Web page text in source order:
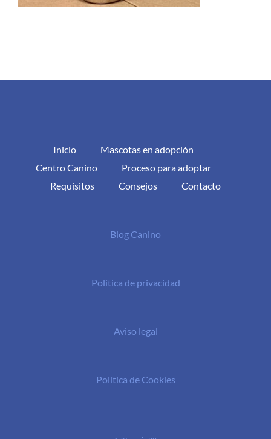
Inicio
Mascotas en adopción
Centro Canino
Proceso para adoptar
Requisitos
Consejos Contacto
Blog Canino
Política de privacidad
Aviso legal
Política de Cookies